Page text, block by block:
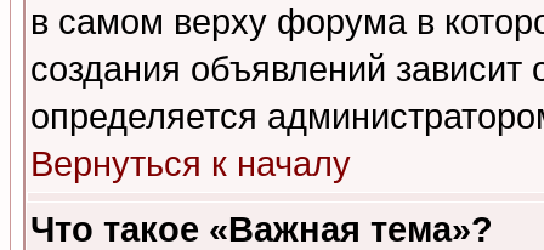
в самом верху форума в
создания объявлений зависит
определяется
Вернуться к началу
Что такое «Важная тема»?